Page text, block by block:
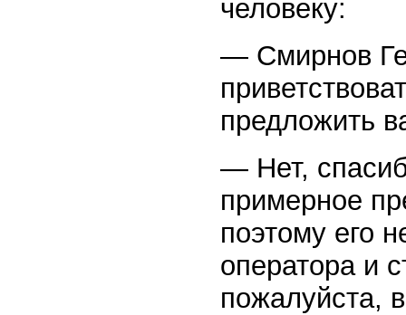
человеку:
— Смирнов
предложить
— Нет,
примерное
поэтому его
оператора и
пожалуйста,